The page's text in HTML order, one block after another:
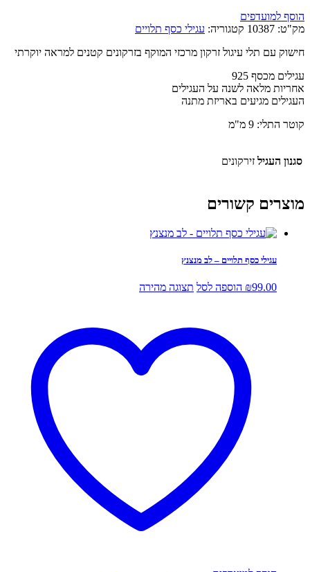
הוסף למועדפים
מק"ט: 10387 קטגוריה: עגילי כסף תלויים
חישוק עם תלי עיגול זרקון מרכזי המוקף בזרקונים קטנים למראה יוקרתי
עגילים מכסף 925
אחריות מלאה לשנה על העגילים
העגילים מגיעים באריזת מתנה
קוטר התלי: 9 מ"מ
סגנון העגיל זירקונים
מוצרים קשורים
עגילי כסף תלויים – לב מנצנץ
₪99.00 הוספה לסל תצוגה מהירה